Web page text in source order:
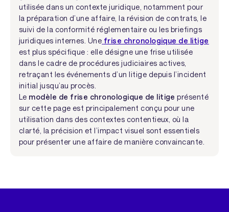
utilisée dans un contexte juridique, notamment pour
la préparation d’une affaire, la révision de contrats, le
suivi de la conformité réglementaire ou les briefings
juridiques internes. Une frise chronologique de litige
est plus spécifique : elle désigne une frise utilisée
dans le cadre de procédures judiciaires actives,
retraçant les événements d’un litige depuis l’incident
initial jusqu’au procès.
Le modèle de frise chronologique de litige présenté
sur cette page est principalement conçu pour une
utilisation dans des contextes contentieux, où la
clarté, la précision et l’impact visuel sont essentiels
pour présenter une affaire de manière convaincante.